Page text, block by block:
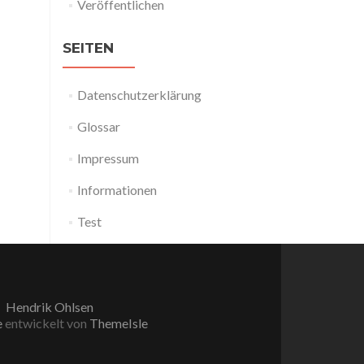
Veröffentlichen
SEITEN
Datenschutzerklärung
Glossar
Impressum
Informationen
Test
Hendrik Ohlsen
entwickelt von ThemeIsle